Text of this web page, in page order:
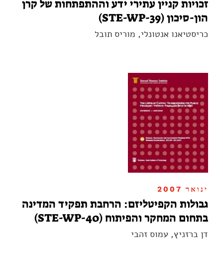
זכויות קניין עתירי ידע וההתפתחות של קרן
הון-סיכון (STE-WP-39)
כריסטיאנו אנטונלי, מוריס תובל
ינואר 2007
גבולות הקפיטליזם: הרחבת תפקיד המדינה
בתחום המחקר והפיתוח (STE-WP-40)
דן ברזניץ, עמוס זהבי